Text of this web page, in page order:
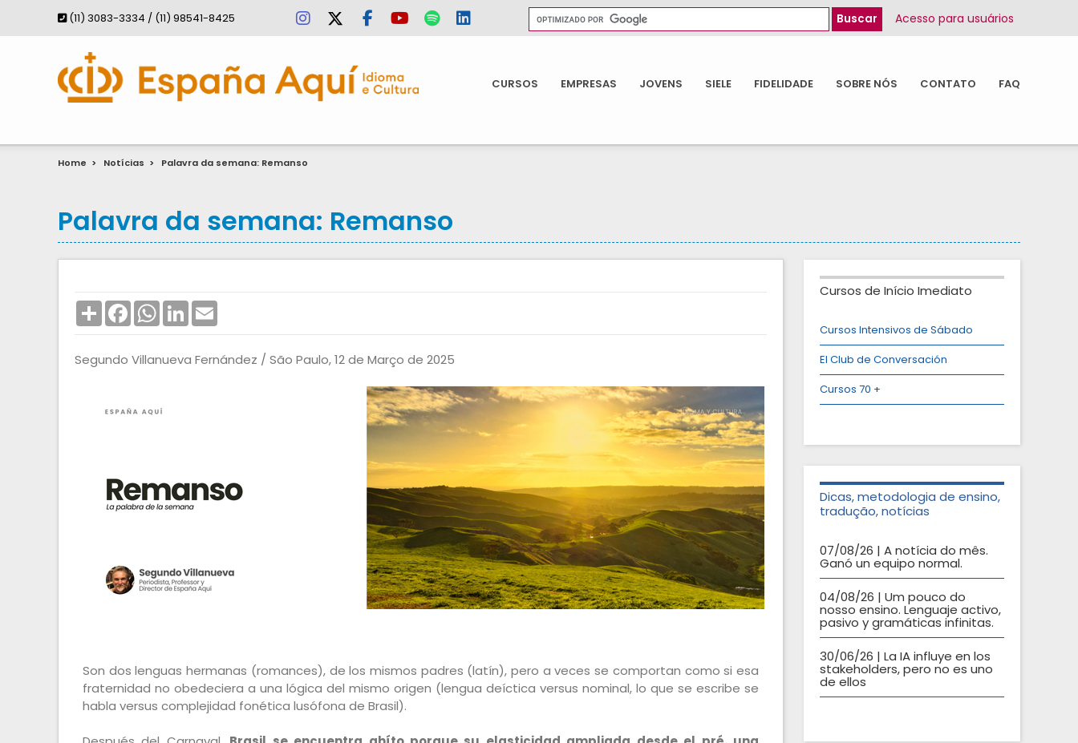
(11) 3083-3334 / (11) 98541-8425 Acesso para usuários
CURSOS EMPRESAS JOVENS SIELE FIDELIDADE SOBRE NÓS CONTATO FAQ
Home > Notícias > Palavra da semana: Remanso
Palavra da semana: Remanso
ShareFacebookWhatsApp
LinkedIn
Segundo Villanueva Fernández / São Paulo, 12 de Março de 2025
Son dos lenguas hermanas (romances), de los mismos padres (latín), pero a veces se comportan como si esa
fraternidad no obedeciera a una lógica del mismo origen (lengua deíctica versus nominal, lo que se escribe se
habla versus complejidad fonética lusófona de Brasil).
Cursos de Início Imediato
Cursos Intensivos de Sábado
El Club de Conversación
Cursos 70 +
Dicas, metodologia de ensino,
tradução, notícias
07/08/26 | A notícia do mês.
Ganó un equipo normal.
04/08/26 | Um pouco do
nosso ensino. Lenguaje activo,
pasivo y gramáticas infinitas.
30/06/26 | La IA influye en los
stakeholders, pero no es uno
de ellos